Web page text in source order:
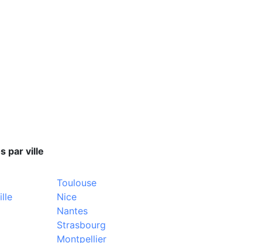
par ville
Toulouse
Nice
Nantes
Strasbourg
Montpellier